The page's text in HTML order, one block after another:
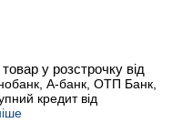
у розстрочку від
А-банк, ОТП Банк,
кредит від